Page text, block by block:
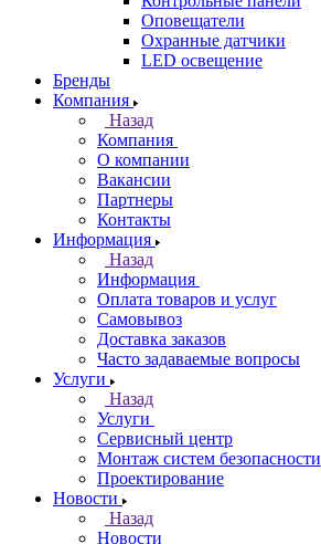
Оповещатели
Охранные датчики
LED освещение
Бренды
Компания
Назад
Компания
О компании
Вакансии
Партнеры
Контакты
Информация
Назад
Информация
Оплата товаров и услуг
Самовывоз
Доставка заказов
Часто задаваемые вопросы
Услуги
Назад
Услуги
Сервисный центр
Монтаж систем безопасности
Проектирование
Новости
Назад
Новости